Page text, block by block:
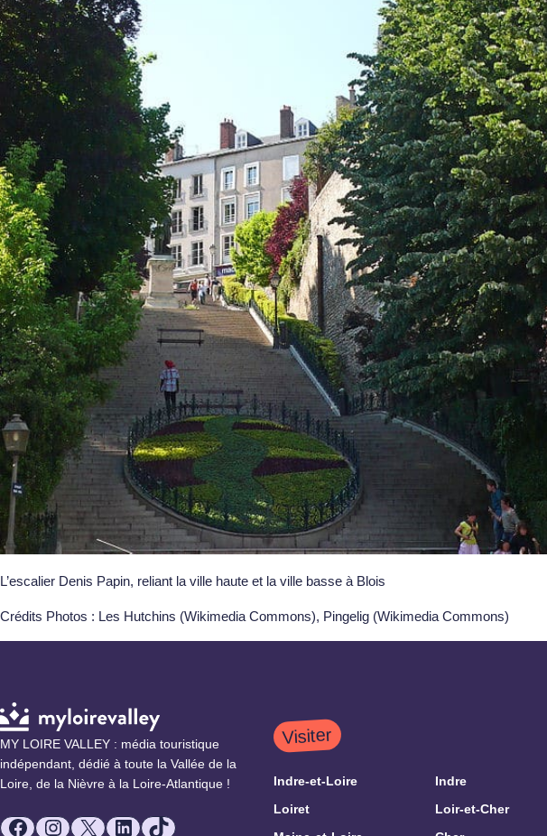
L’escalier Denis Papin, reliant la ville haute et la ville basse à Blois
Crédits Photos : Les Hutchins (Wikimedia Commons), Pingelig (Wikimedia Commons)
MY LOIRE VALLEY : média touristique
indépendant, dédié à toute la Vallée de la
Loire, de la Nièvre à la Loire-Atlantique !
Facebook
Instagram
X LinkedIn
TikTok
Visiter
Indre-et-Loire
Indre
Loiret
Loir-et-Cher